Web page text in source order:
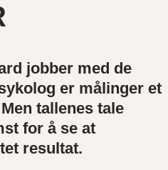
jobber med de
er målinger et
tallenes tale
for å se at
resultat.